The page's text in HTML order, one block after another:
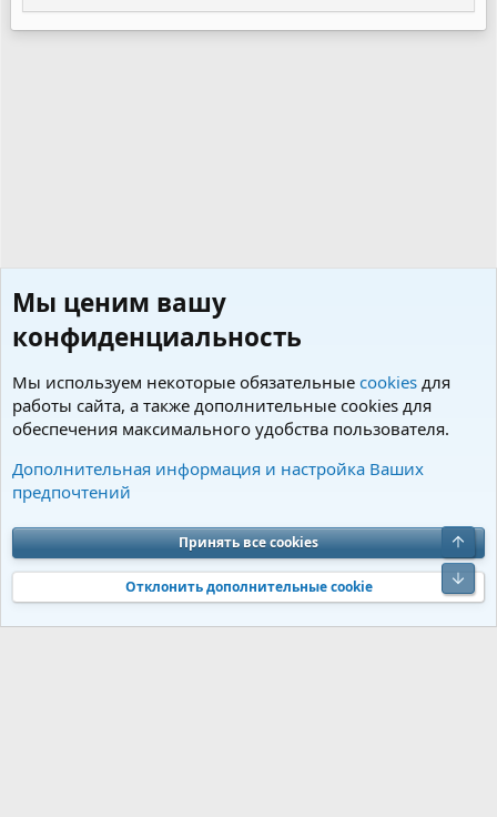
Теги
Cookies Charm by DCom
Обратная связь
Условия и правила
Политика конфиденциальности
Помощь
S
S
Community platform by XenForo® © 2010-2026 XenForo Ltd. Перевод от
Jumuro®|Media embeds via s9e/MediaSites
Мы ценим вашу
конфиденциальность
Мы используем некоторые обязательные cookies для
работы сайта, а также дополнительные cookies для
обеспечения максимального удобства пользователя.
Дополнительная информация и настройка Ваших
предпочтений
Принять все cookies
Отклонить дополнительные cookie
Верх
Низ